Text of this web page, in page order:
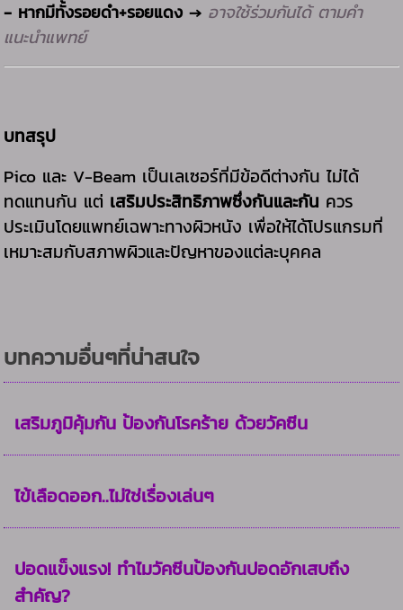
- หากมีทั้งรอยดำ+รอยแดง → อาจใช้ร่วมกันได้ ตามคำ
แนะนำแพทย์
บทสรุป
Pico และ V-Beam เป็นเลเซอร์ที่มีข้อดีต่างกัน ไม่ได้
ทดแทนกัน แต่ เสริมประสิทธิภาพซึ่งกันและกัน ควร
ประเมินโดยแพทย์เฉพาะทางผิวหนัง เพื่อให้ได้โปรแกรมที่
เหมาะสมกับสภาพผิวและปัญหาของแต่ละบุคคล
บทความอื่นๆที่น่าสนใจ
เสริมภูมิคุ้มกัน ป้องกันโรคร้าย ด้วยวัคซีน
ไข้เลือดออก..ไม่ใช่เรื่องเล่นๆ
ปอดแข็งแรง! ทำไมวัคซีนป้องกันปอดอักเสบถึง
สำคัญ?